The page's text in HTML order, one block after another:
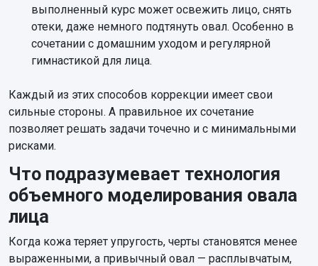
выполненный курс может освежить лицо, снять
отеки, даже немного подтянуть овал. Особенно в
сочетании с домашним уходом и регулярной
гимнастикой для лица.
Каждый из этих способов коррекции имеет свои
сильные стороны. А правильное их сочетание
позволяет решать задачи точечно и с минимальными
рисками.
Что подразумевает технология
объемного моделирования овала
лица
Когда кожа теряет упругость, черты становятся менее
выраженными, а привычный овал — расплывчатым,